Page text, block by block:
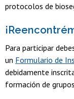
protocolos de
Para participar
un Formulario de
debidamente
formación de